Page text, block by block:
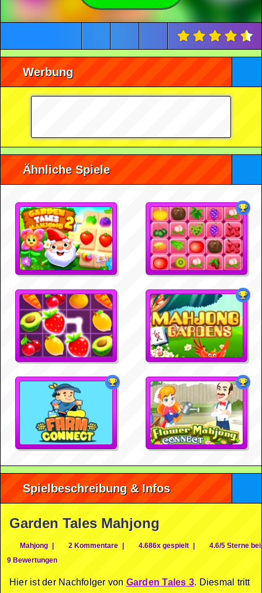
Werbung
Ähnliche Spiele
Spielbeschreibung & Infos
Garden Tales Mahjong
Mahjong | 2 Kommentare | 4.686x gespielt |
4.6/5 Sterne bei
9 Bewertungen
Hier ist der Nachfolger von Garden Tales 3. Diesmal tritt